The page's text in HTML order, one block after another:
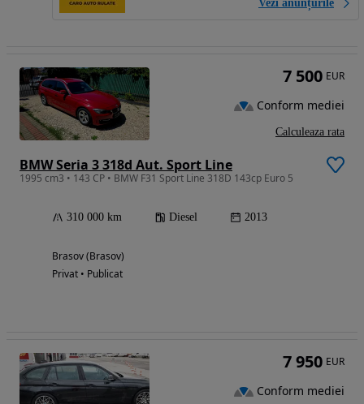
Vezi anunțurile
BMW Seria 3 318d Aut. Sport Line
1995 cm3 • 143 CP • BMW F31 Sport Line 318D 143cp Euro 5
310 000 km Diesel 2013
Brasov (Brasov)
Privat • Publicat
7 500 EUR
Conform mediei
Calculeaza rata
7 950 EUR
Conform mediei